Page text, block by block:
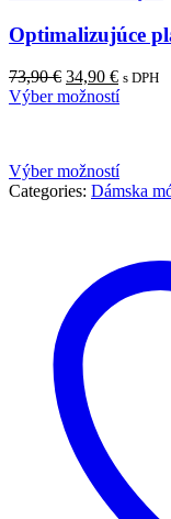
Optimalizujúce
73,90€ Pôvodná
cena
34,90 €Aktuálna
cena
s DPH
Výber možností
Výber možností
Categories: Dámska